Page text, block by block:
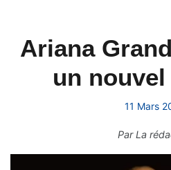
Ariana
un
11 Mars
ParLa